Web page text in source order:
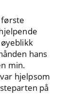
hans
min.
hjelpsom
på